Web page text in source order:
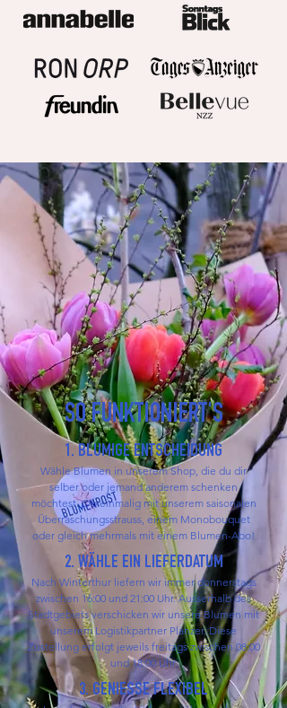
SO FUNKTIONIERT'S
1. BLUMIGE ENTSCHEIDUNG
Wähle Blumen in unserem Shop, die du dir
selber oder jemand anderem schenken
möchtest. Ob einmalig mit unserem saisonalen
Überraschungsstrauss, einem Monobouquet
oder gleich mehrmals mit einem Blumen-Abo!
2. WÄHLE EIN LIEFERDATUM
Nach Winterthur liefern wir immer donnerstags
zwischen 16:00 und 21:00 Uhr. Ausserhalb des
Stadtgebiets verschicken wir unsere Blumen mit
unserem Logistikpartner Planzer. Diese
Zustellung erfolgt jeweils freitags zwischen 08:00
und 18:00 Uhr.
3. GENIESSE FLEXIBEL